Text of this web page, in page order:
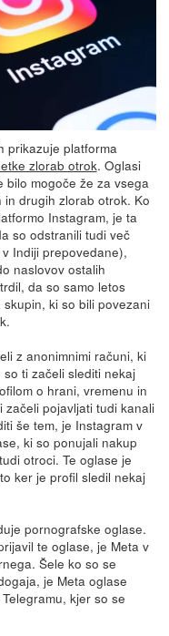
prikazuje platforma
zlorab otrok. Oglasi
bilo mogoče že za vsega
drugih zlorab otrok. Ko
Instagram, je ta
so odstranili tudi več
Indiji prepovedane),
naslovov ostalih
da so samo letos
ki so bili povezani
z anonimnimi računi, ki
ti začeli slediti nekaj
o hrani, vremenu in
pojavljati tudi kanali
še tem, je Instagram v
ki so ponujali nakup
otroci. Te oglase je
ker je profil sledil nekaj
pornografske oglase.
te oglase, je Meta v
Šele ko so se
je Meta oglase
kjer so se